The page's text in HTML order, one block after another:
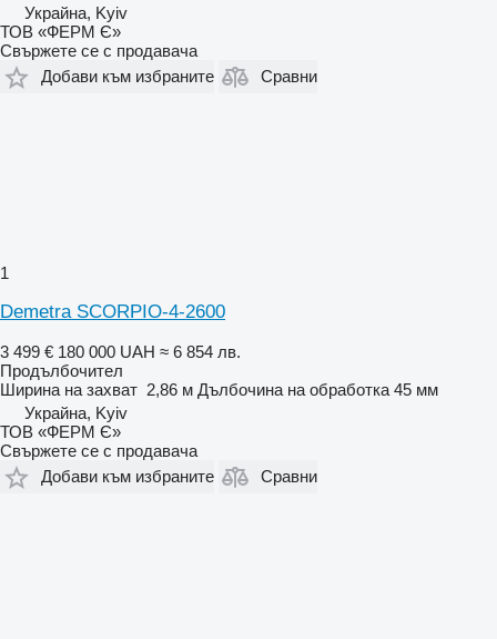
Украйна, Kyiv
ТОВ «ФЕРМ Є»
Свържете се с продавача
Добави към избраните
Сравни
1
Demetra SCORPIO-4-2600
3 499 € 180 000 UAH ≈ 6 854 лв.
Продълбочител
Ширина на захват 2,86 м Дълбочина на обработка 45 мм
Украйна, Kyiv
ТОВ «ФЕРМ Є»
Свържете се с продавача
Добави към избраните
Сравни